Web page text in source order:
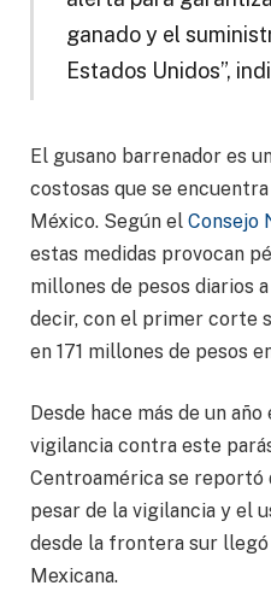
ganado y el
Estados Unidos”,
El gusano barrenador es
costosas que se
México. Según el Consejo
estas medidas provocan
millones de pesos diarios
decir, con el primer corte
en 171 millones de pesos
Desde hace más de un
vigilancia contra este
Centroamérica se reportó
pesar de la vigilancia y el
desde la frontera sur
Mexicana.